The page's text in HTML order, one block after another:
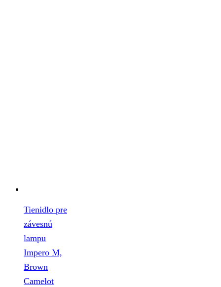
Tienidlo pre
závesnú
lampu
Impero M,
Brown
Camelot